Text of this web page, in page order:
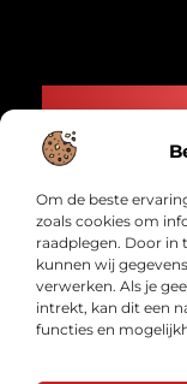
Om de beste
zoals cookies om
raadplegen. Door in
kunnen wij
verwerken. Als je
intrekt, kan dit een
functies en
Bericht